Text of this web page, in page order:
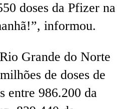
doses da Pfizer na
informou.
Grande do Norte
de doses de
entre 986.200 da